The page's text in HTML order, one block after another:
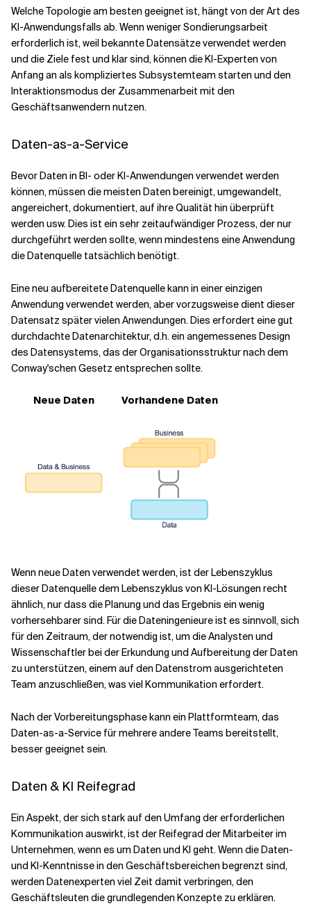
Welche Topologie am besten geeignet ist, hängt von der Art des
KI-Anwendungsfalls ab. Wenn weniger Sondierungsarbeit
erforderlich ist, weil bekannte Datensätze verwendet werden
und die Ziele fest und klar sind, können die KI-Experten von
Anfang an als kompliziertes Subsystemteam starten und den
Interaktionsmodus der Zusammenarbeit mit den
Geschäftsanwendern nutzen.
Daten-as-a-Service
Bevor Daten in BI- oder KI-Anwendungen verwendet werden
können, müssen die meisten Daten bereinigt, umgewandelt,
angereichert, dokumentiert, auf ihre Qualität hin überprüft
werden usw. Dies ist ein sehr zeitaufwändiger Prozess, der nur
durchgeführt werden sollte, wenn mindestens eine Anwendung
die Datenquelle tatsächlich benötigt.
Eine neu aufbereitete Datenquelle kann in einer einzigen
Anwendung verwendet werden, aber vorzugsweise dient dieser
Datensatz später vielen Anwendungen. Dies erfordert eine gut
durchdachte Datenarchitektur, d.h. ein angemessenes Design
des Datensystems, das der Organisationsstruktur nach dem
Conway'schen Gesetz entsprechen sollte.
Neue Daten Vorhandene Daten
Wenn neue Daten verwendet werden, ist der Lebenszyklus
dieser Datenquelle dem Lebenszyklus von KI-Lösungen recht
ähnlich, nur dass die Planung und das Ergebnis ein wenig
vorhersehbarer sind. Für die Dateningenieure ist es sinnvoll, sich
für den Zeitraum, der notwendig ist, um die Analysten und
Wissenschaftler bei der Erkundung und Aufbereitung der Daten
zu unterstützen, einem auf den Datenstrom ausgerichteten
Team anzuschließen, was viel Kommunikation erfordert.
Nach der Vorbereitungsphase kann ein Plattformteam, das
Daten-as-a-Service für mehrere andere Teams bereitstellt,
besser geeignet sein.
Daten & KI Reifegrad
Ein Aspekt, der sich stark auf den Umfang der erforderlichen
Kommunikation auswirkt, ist der Reifegrad der Mitarbeiter im
Unternehmen, wenn es um Daten und KI geht. Wenn die Daten-
und KI-Kenntnisse in den Geschäftsbereichen begrenzt sind,
werden Datenexperten viel Zeit damit verbringen, den
Geschäftsleuten die grundlegenden Konzepte zu erklären.